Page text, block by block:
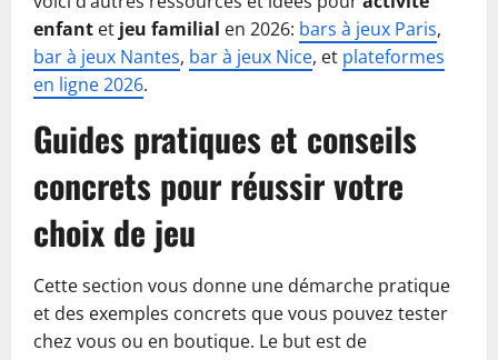
enfant et jeu familial en 2026: bars à jeux Paris,
bar à jeux Nantes, bar à jeux Nice, et plateformes
en ligne 2026.
Guides pratiques et conseils
concrets pour réussir votre
choix de jeu
Cette section vous donne une démarche pratique
et des exemples concrets que vous pouvez tester
chez vous ou en boutique. Le but est de